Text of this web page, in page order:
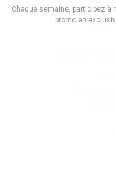
Chaque semaine, participez à
promo enPromos